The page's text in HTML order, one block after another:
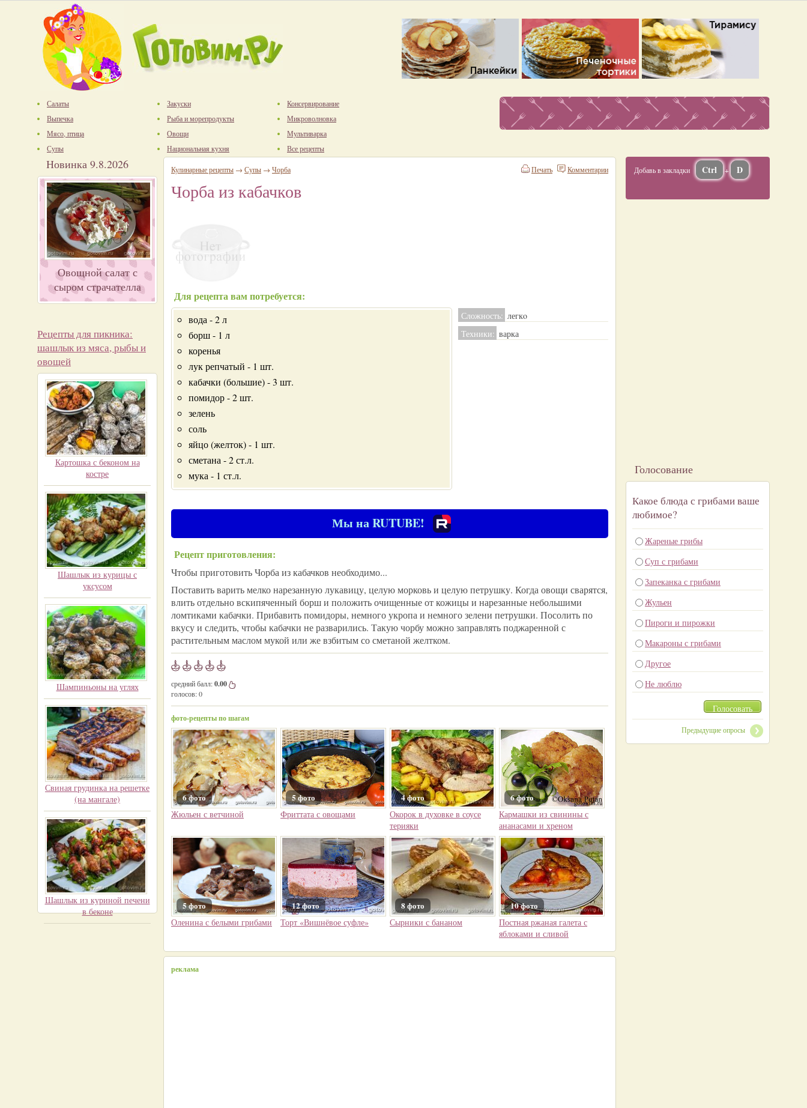
Салаты
Выпечка
Мясо, птица
Супы
Закуски
Рыба и морепродукты
Овощи
Национальная кухня
Консервирование
Микроволновка
Мультиварка
Все рецепты
Новинка 9.8.2026
Овощной салат с
сыром страчателла
Рецепты для пикника:
шашлык из мяса, рыбы и
овощей
Картошка с беконом на
костре
Шашлык из курицы с
уксусом
Шампиньоны на углях
Свиная грудинка на решетке
(на мангале)
Шашлык из куриной печени
в беконе
Комментарии
Печать
Кулинарные рецепты → Супы → Чорба
Чорба из кабачков
Сложность: легкo
Техники: варка
Для рецепта вам потребуется:
вода - 2 л
борш - 1 л
коренья
лук репчатый - 1 шт.
кабачки (большие) - 3 шт.
помидор - 2 шт.
зелень
соль
яйцо (желток) - 1 шт.
сметана - 2 ст.л.
мука - 1 ст.л.
Мы на RUTUBE!
Рецепт приготовления:
Чтобы приготовить Чорба из кабачков необходимо...
Поставить варить мелко нарезанную лукавицу, целую морковь и целую петрушку. Когда овощи сварятся,
влить отдельно вскипяченный борш и положить очищенные от кожицы и нарезанные небольшими
ломтиками кабачки. Прибавить помидоры, немного укропа и немного зелени петрушки. Посолить по
вкусу и следить, чтобы кабачки не разварились. Такую чорбу можно заправлять поджаренной с
растительным маслом мукой или же взбитым со сметаной желтком.
средний балл:0.00
голосов:0
фото-рецепты по шагам
6 фото
Жюльен с ветчиной
5 фото
Фриттата с овощами
4 фото
Окорок в духовке в соусе
терияки
6 фото
Кармашки из свинины с
ананасами и хреном
5 фото
Оленина с белыми грибами
12 фото
Торт «Вишнёвое суфле»
8 фото
Сырники с бананом
10 фото
Постная ржаная галета с
яблоками и сливой
реклама
Добавь в закладки Ctrl + D
Голосование
Какое блюда с грибами ваше
любимое?
Жареные грибы
Суп с грибами
Запеканка с грибами
Жульен
Пироги и пирожки
Макароны с грибами
Другое
Не люблю
Голосовать
Предыдущие опросы